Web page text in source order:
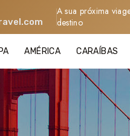
A sua próxima
destino
AMÉRICA CARAÍBAS